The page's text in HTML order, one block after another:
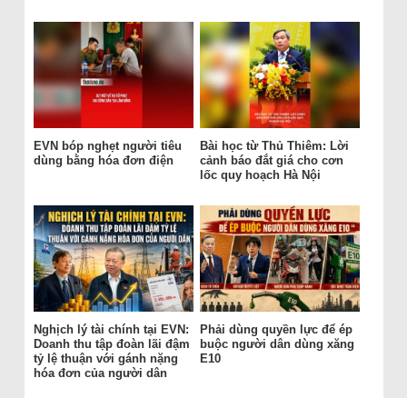
EVN bóp nghẹt người tiêu
dùng bằng hóa đơn điện
Bài học từ Thủ Thiêm: Lời
cảnh báo đắt giá cho cơn
lốc quy hoạch Hà Nội
Nghịch lý tài chính tại EVN:
Doanh thu tập đoàn lãi đậm
tỷ lệ thuận với gánh nặng
hóa đơn của người dân
Phải dùng quyền lực để ép
buộc người dân dùng xăng
E10